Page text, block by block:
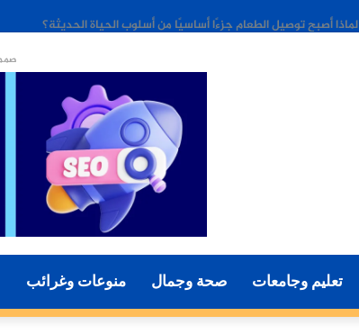
كيف تغير أدوات الذكاء الاصطناعي مستقبل التسويق الرقمي؟
تعليم وجامعات صحة وجمال منوعات وغرائب